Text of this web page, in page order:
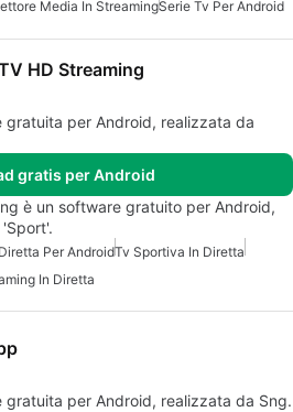
Media In StreamingSerie Tv Per Android
HD Streaming
gratuita per Android, realizzata da
gratis per Android
è un software gratuito per Android,
Per AndroidTv Sportiva In Diretta
In Diretta
gratuita per Android, realizzata da Sng.